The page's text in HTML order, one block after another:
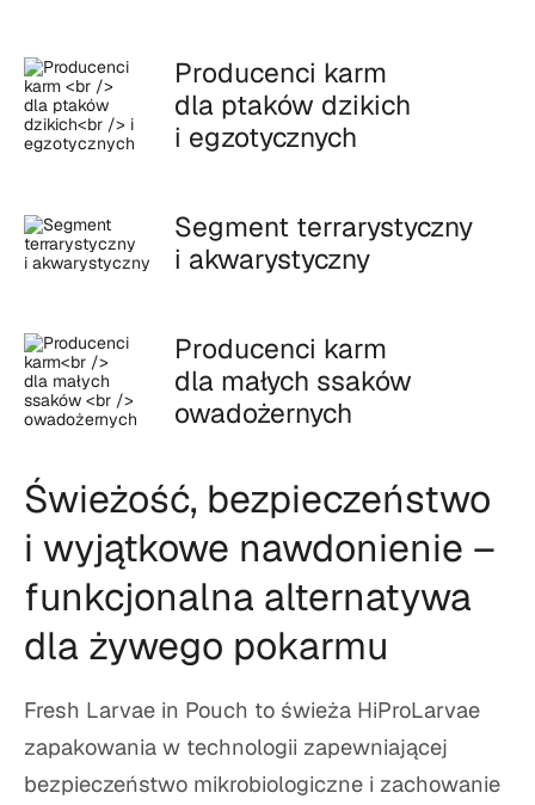
Producenci karm
dla ptaków dzikich
i egzotycznych
Segment terrarystyczny
i akwarystyczny
Producenci karm
dla małych ssaków
owadożernych
Świeżość, bezpieczeństwo
i wyjątkowe nawdonienie –
funkcjonalna alternatywa
dla żywego pokarmu
Fresh Larvae in Pouch to świeża HiProLarvae
zapakowania w technologii zapewniającej
bezpieczeństwo mikrobiologiczne i zachowanie